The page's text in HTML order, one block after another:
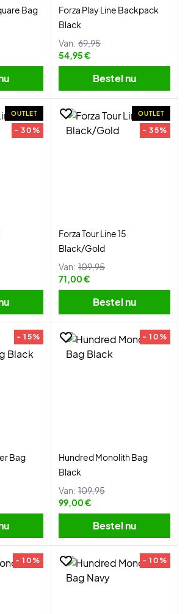
Bag
Forza Play Line Backpack
Black
Van: 69,95
54,95 €
Bestel nu
OUTLET
- 30%
OUTLET
- 35%
Forza Tour Line 15
Black/Gold
Van: 109,95
71,00 €
Bestel nu
- 15%
Bag
- 10%
Hundred Monolith Bag
Black
Van: 109,95
99,00 €
Bestel nu
- 10% - 10%